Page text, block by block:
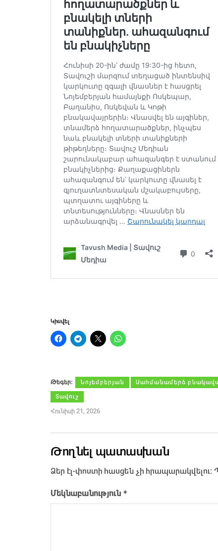
Կիսվել
Թեգեր։ Նոյեմբերյան Սահմանամերձ
Տավուշ
Հունիսի 21, 2026
Թողնել պատասխան
Ձեր էլ-փոստի հասցեն չի հրապարակվելու։
Մեկնաբանություն *